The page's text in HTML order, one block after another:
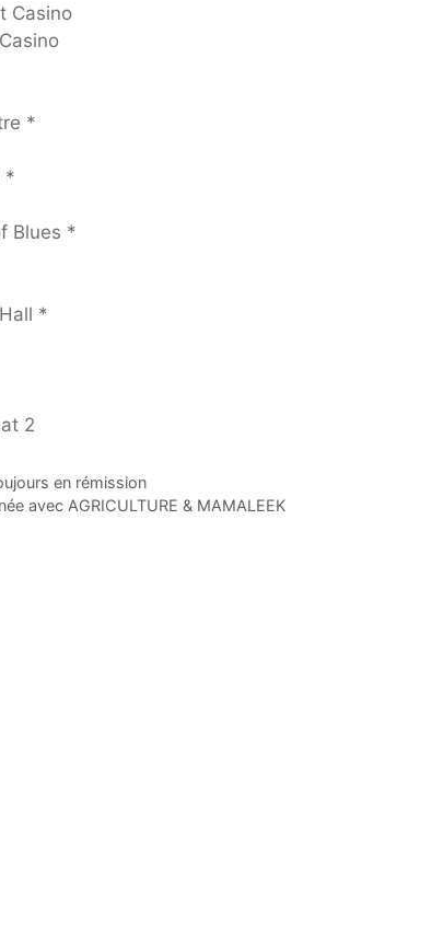
Casino
*
*
Blues *
*
en rémission
avec AGRICULTURE & MAMALEEK